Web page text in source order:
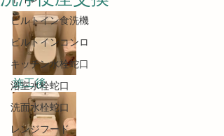
ビルトイン食洗機
ビルトインコンロ
キッチン水栓蛇口
浴室水栓蛇口
洗面水栓蛇口
レンジフード
施工後